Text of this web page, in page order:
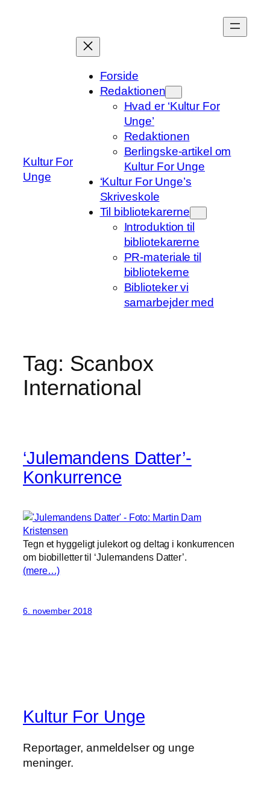
Kultur For
Unge
Forside
Redaktionen
Hvad er ‘Kultur For
Unge’
Redaktionen
Berlingske-artikel om
Kultur For Unge
‘Kultur For Unge’s
Skriveskole
Til bibliotekarerne
Introduktion til
bibliotekarerne
PR-materiale til
bibliotekerne
Biblioteker vi
samarbejder med
Tag: Scanbox
International
‘Julemandens Datter’-
Konkurrence
Tegn et hyggeligt julekort og deltag i konkurrencen
om biobilletter til ‘Julemandens Datter’.
(mere…)
6. november 2018
Kultur For Unge
Reportager, anmeldelser og unge
meninger.